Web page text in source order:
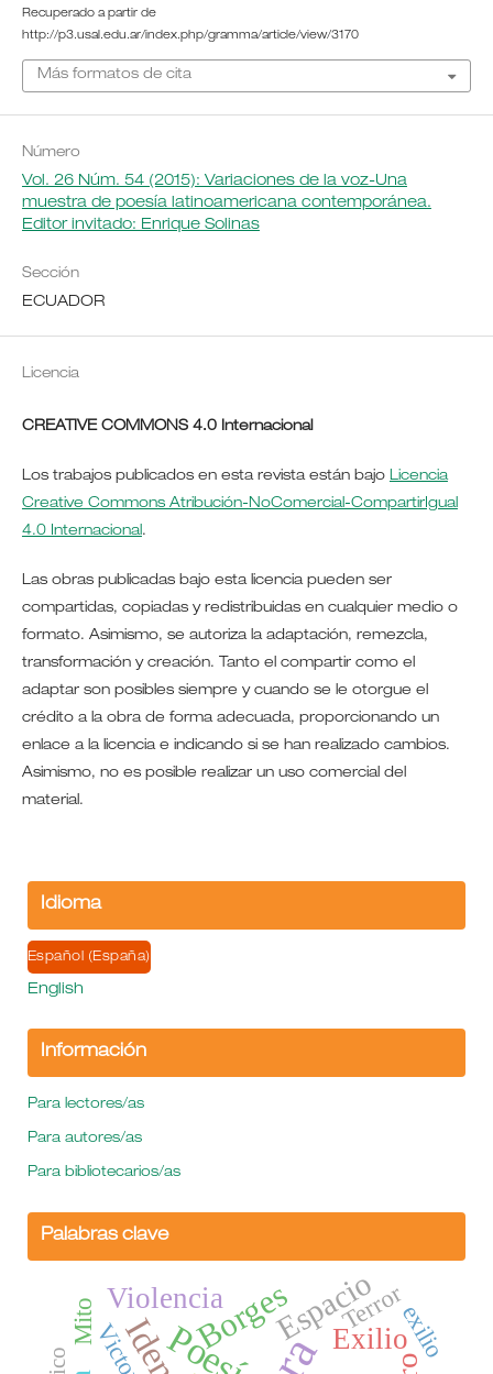
Recuperado a partir de
http://p3.usal.edu.ar/index.php/gramma/article/view/3170
Más formatos de cita
Número
Vol. 26 Núm. 54 (2015): Variaciones de la voz-Una
muestra de poesía latinoamericana contemporánea.
Editor invitado: Enrique Solinas
Sección
ECUADOR
Licencia
CREATIVE COMMONS 4.0 Internacional
Los trabajos publicados en esta revista están bajo Licencia
Creative Commons Atribución-NoComercial-CompartirIgual
4.0 Internacional.
Las obras publicadas bajo esta licencia pueden ser
compartidas, copiadas y redistribuidas en cualquier medio o
formato. Asimismo, se autoriza la adaptación, remezcla,
transformación y creación. Tanto el compartir como el
adaptar son posibles siempre y cuando se le otorgue el
crédito a la obra de forma adecuada, proporcionando un
enlace a la licencia e indicando si se han realizado cambios.
Asimismo, no es posible realizar un uso comercial del
material.
Idioma
Español (España)
English
Información
Para lectores/as
Para autores/as
Para bibliotecarios/as
Palabras clave
BorgesEspacio
Violencia
Exilio
Mito exilio
Terror